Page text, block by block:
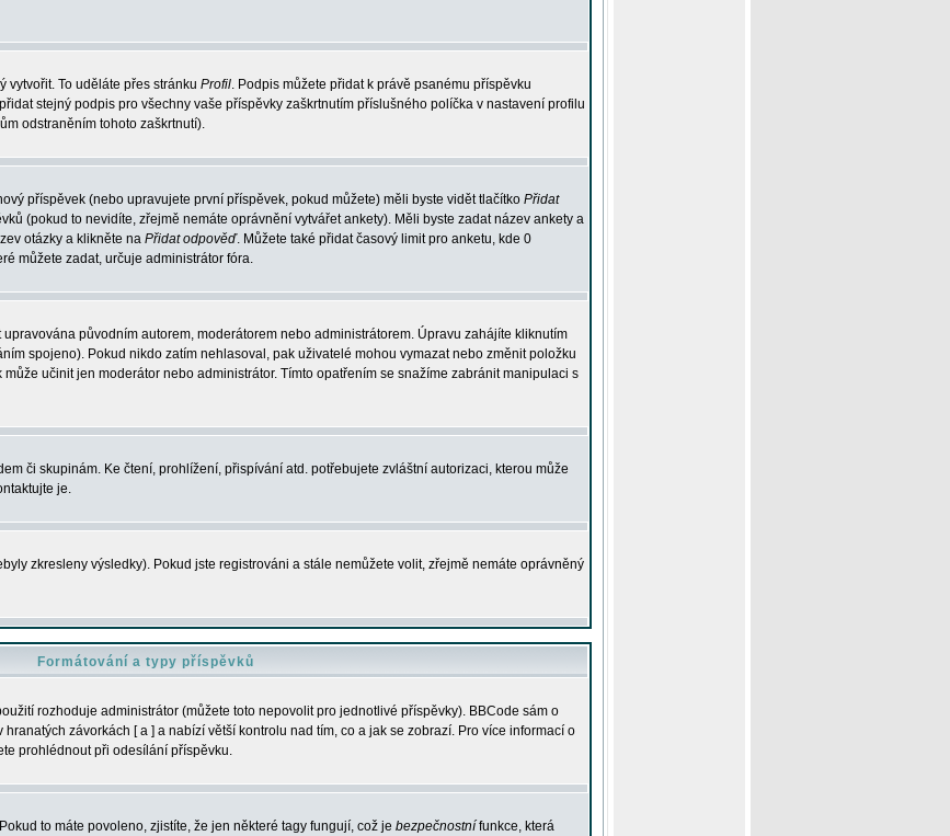
vytvořit. To uděláte přes stránku Profil. Podpis můžete přidat k právě psanému příspěvku
stejný podpis pro všechny vaše příspěvky zaškrtnutím příslušného políčka v nastavení profilu
odstraněním tohoto zaškrtnutí).
příspěvek (nebo upravujete první příspěvek, pokud můžete) měli byste vidět tlačítko Přidat
(pokud to nevidíte, zřejmě nemáte oprávnění vytvářet ankety). Měli byste zadat název ankety a
otázky a klikněte na Přidat odpověď. Můžete také přidat časový limit pro anketu, kde 0
můžete zadat, určuje administrátor fóra.
původním autorem, moderátorem nebo administrátorem. Úpravu zahájíte kliknutím
spojeno). Pokud nikdo zatím nehlasoval, pak uživatelé mohou vymazat nebo změnit položku
učinit jen moderátor nebo administrátor. Tímto opatřením se snažíme zabránit manipulaci s
či skupinám. Ke čtení, prohlížení, přispívání atd. potřebujete zvláštní autorizaci, kterou může
je.
zkresleny výsledky). Pokud jste registrováni a stále nemůžete volit, zřejmě nemáte oprávněný
Formátování a typy příspěvků
rozhoduje administrátor (můžete toto nepovolit pro jednotlivé příspěvky). BBCode sám o
závorkách [ a ] a nabízí větší kontrolu nad tím, co a jak se zobrazí. Pro více informací o
prohlédnout při odesílání příspěvku.
to máte povoleno, zjistíte, že jen některé tagy fungují, což je bezpečnostní funkce, která